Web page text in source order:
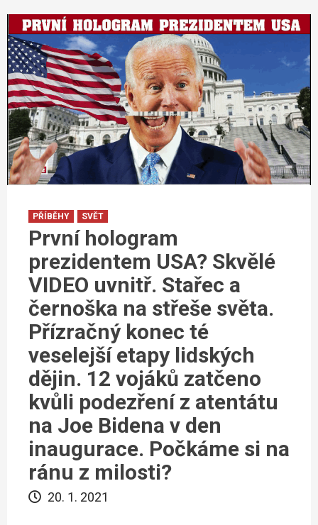
PŘÍBĚHY SVĚT
První hologram
prezidentem USA? Skvělé
VIDEO uvnitř. Stařec a
černoška na střeše světa.
Přízračný konec té
veselejší etapy lidských
dějin. 12 vojáků zatčeno
kvůli podezření z atentátu
na Joe Bidena v den
inaugurace. Počkáme si na
ránu z milosti?
20. 1. 2021